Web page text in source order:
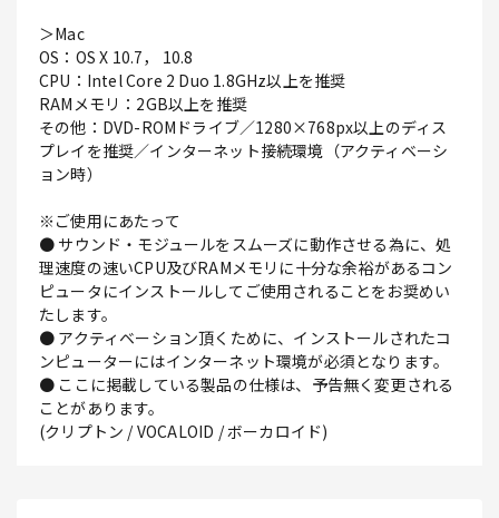
＞Mac
OS：OS X 10.7， 10.8
CPU：Intel Core 2 Duo 1.8GHz以上を推奨
RAMメモリ：2GB以上を推奨
その他：DVD-ROMドライブ／1280×768px以上のディス
プレイを推奨／インターネット接続環境（アクティベーシ
ョン時）
※ご使用にあたって
● サウンド・モジュールをスムーズに動作させる為に、処
理速度の速いCPU及びRAMメモリに十分な余裕があるコン
ピュータにインストールしてご使用されることをお奨めい
たします。
● アクティベーション頂くために、インストールされたコ
ンピューターにはインターネット環境が必須となります。
● ここに掲載している製品の仕様は、予告無く変更される
ことがあります。
(クリプトン / VOCALOID / ボーカロイド)